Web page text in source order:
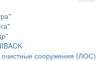
сооружения (ЛОС)